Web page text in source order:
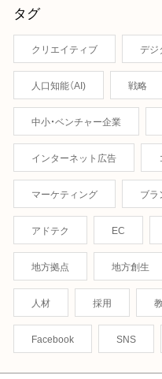
タグ
クリエイティブ デジ
人口知能（AI) 戦略
中小・ベンチャー企業
インターネット広告
マーケティング ブラ
アドテク EC
地方拠点 地方創生
人材 採用
Facebook SNS